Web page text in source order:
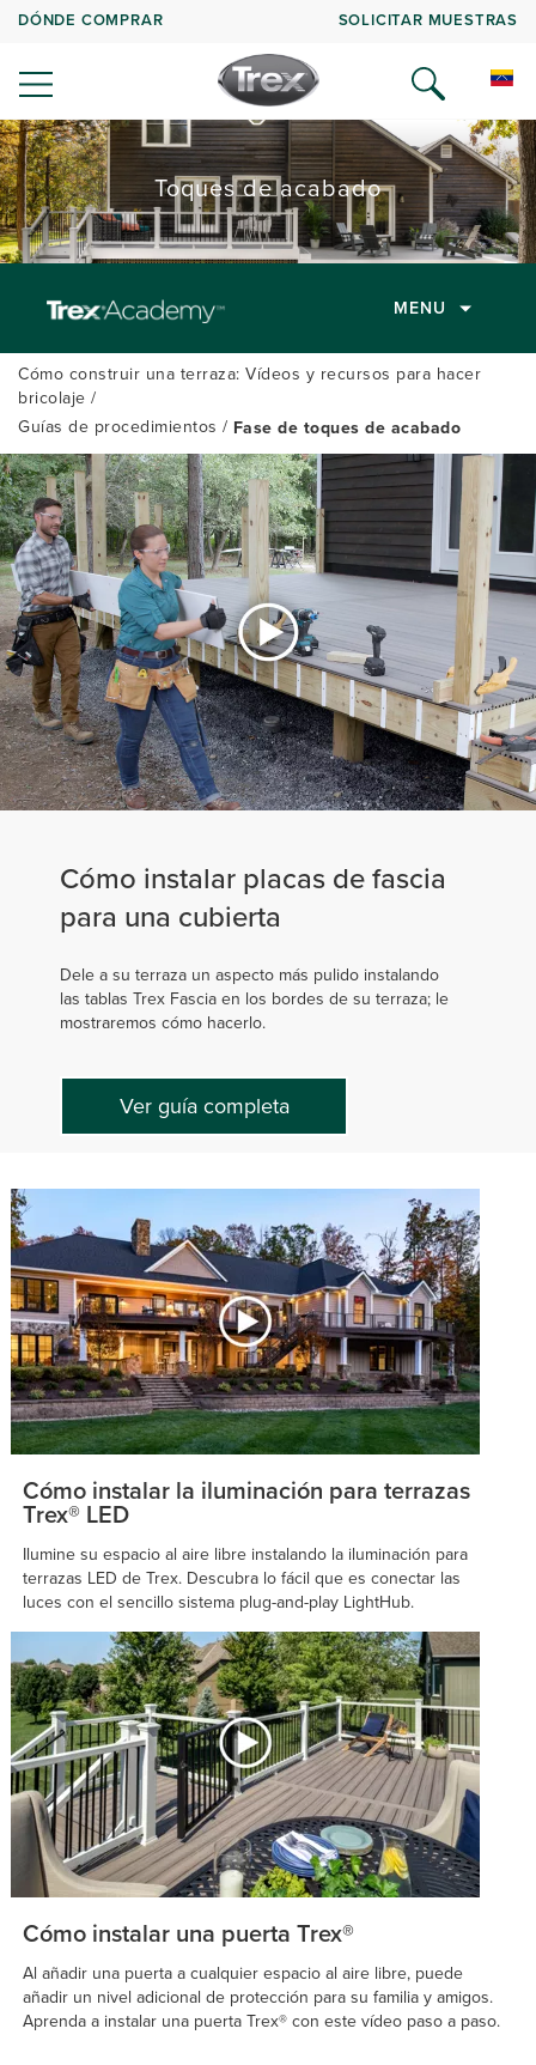
DÓNDE COMPRAR SOLICITAR MUESTRAS
Toques de acabado
MENU
Cómo construir una terraza: Vídeos y recursos para hacer
bricolaje
Guías de procedimientos
Fase de toques de acabado
Cómo instalar placas de fascia
para una cubierta
Dele a su terraza un aspecto más pulido instalando
las tablas Trex Fascia en los bordes de su terraza; le
mostraremos cómo hacerlo.
Ver guía completa
Cómo instalar la iluminación para terrazas
Trex® LED
Ilumine su espacio al aire libre instalando la iluminación para
terrazas LED de Trex. Descubra lo fácil que es conectar las
luces con el sencillo sistema plug-and-play LightHub.
Cómo instalar una puerta Trex®
Al añadir una puerta a cualquier espacio al aire libre, puede
añadir un nivel adicional de protección para su familia y amigos.
Aprenda a instalar una puerta Trex® con este vídeo paso a paso.